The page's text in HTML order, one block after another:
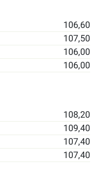
106,60
107,50
106,00
106,00
108,20
109,40
107,40
107,40